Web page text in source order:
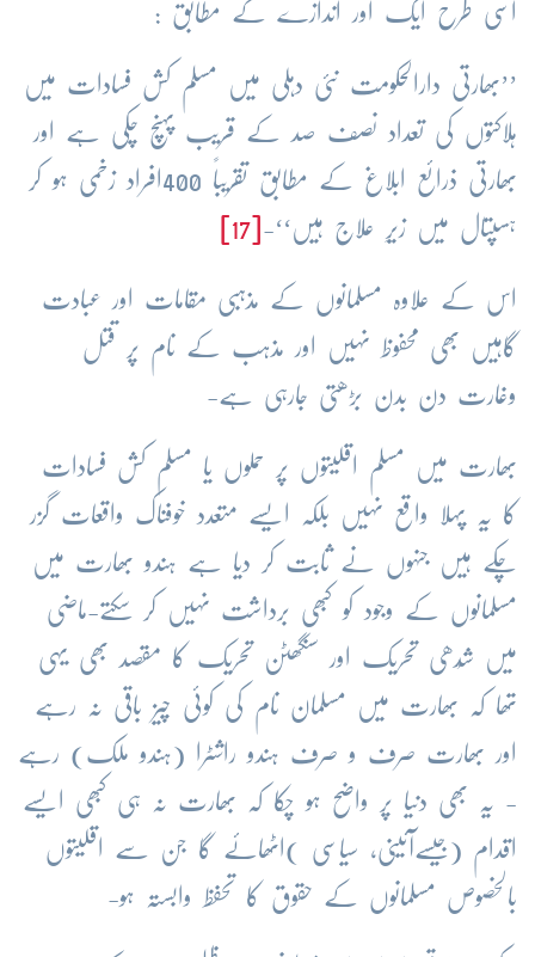
اسی طرح ایک اور اندازے کے مطابق :
’’بھارتی دارالحکومت نئی دہلی میں مسلم کش فسادات میں
ہلاکتوں کی تعداد نصف صد کے قریب پہنچ چکی ہے اور
بھارتی ذرائع ابلاغ کے مطابق تقریباً 400افراد زخمی ہو کر
ہسپتال میں زیرِ علاج ہیں‘‘-
اس کے علاوہ مسلمانوں کے مذہبی مقامات اور عبادت
گاہیں بھی محفوظ نہیں اور مذہب کے نام پر قتل
وغارت دن بدن بڑھتی جارہی ہے-
بھارت میں مسلم اقلیتوں پر حملوں یا مسلم کش فسادات
کا یہ پہلا واقع نہیں بلکہ ایسے متعدد خوفناک واقعات گزر
چکے ہیں جنہوں نے ثابت کر دیا ہے ہندو بھارت میں
مسلمانوں کے وجود کو کبھی برداشت نہیں کر سکتے-ماضی
میں شُدھی تحریک اور سنگھٹن تحریک کا مقصد بھی یہی
تھا کہ بھارت میں مسلمان نام کی کوئی چیز باقی نہ رہے
اور بھارت صرف و صرف ہندو راشٹرا (ہندو ملک) رہے
- یہ بھی دنیا پر واضح ہو چکا کہ بھارت نہ ہی کبھی ایسے
اقدام (جیسےآئینی، سیاسی )اٹھائے گا جن سے اقلیتوں
بالخصوص مسلمانوں کے حقوق کا تحفظ وابستہ ہو-